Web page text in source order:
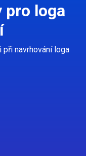
pro loga
navrhování loga